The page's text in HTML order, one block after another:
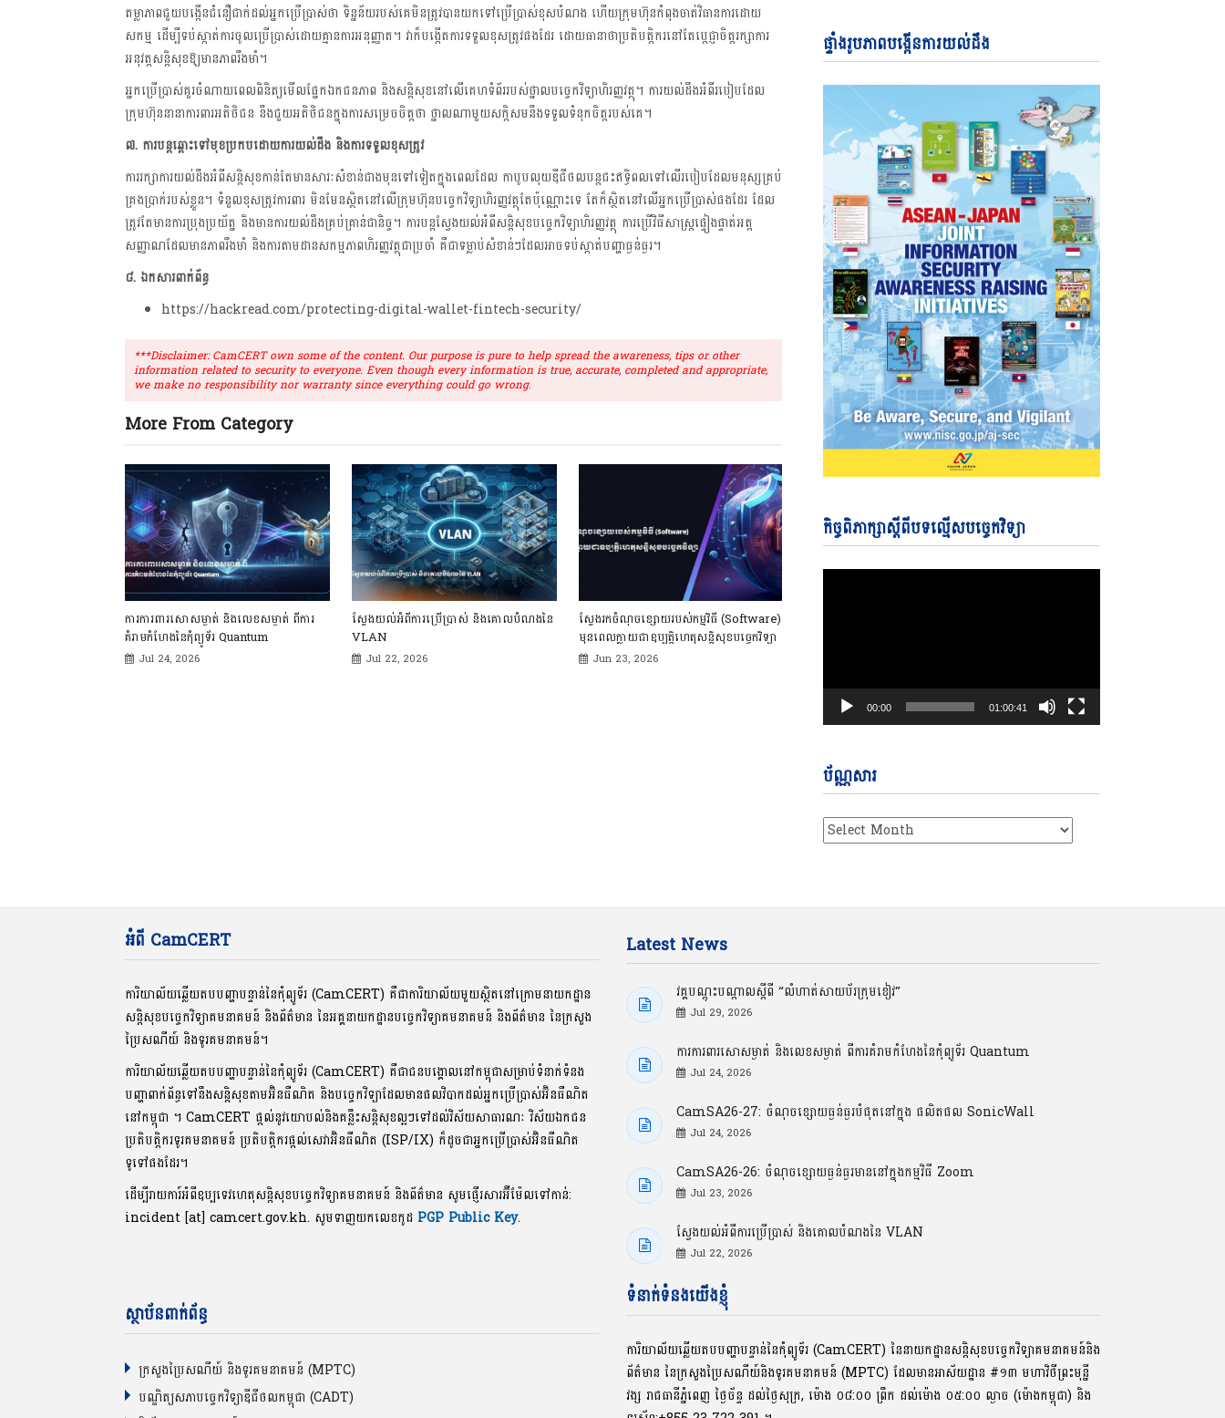
តម្លាភាពជួយបង្កើនជំនឿជាក់ដល់អ្នកប្រើប្រាស់ថា ទិន្នន័យរបស់គេមិនត្រូវបានយកទៅប្រើប្រាស់ខុសបំណង ហើយក្រុមហ៊ុនកំពុងចាត់វិធានការដោយ
សកម្ម ដើម្បីទប់ស្កាត់ការចូលប្រើប្រាស់ដោយគ្មានការអនុញ្ញាត។ វាក៏បង្កើតការទទួលខុសត្រូវផងដែរ ដោយធានាថាប្រតិបត្តិករនៅតែប្តេជ្ញាចិត្តរក្សាការ
អនុវត្តសន្តិសុខឱ្យមានភាពរឹងមាំ។
អ្នកប្រើប្រាស់គួរចំណាយពេលពិនិត្យមើលផ្នែកឯកជនភាព និងសន្តិសុខនៅលើគេហទំព័ររបស់ថ្នាលបច្ចេកវិទ្យាហិរញ្ញវត្ថុ។ ការយល់ដឹងអំពីរបៀបដែល
ក្រុមហ៊ុននានាការពារអតិថិជន នឹងជួយអតិថិជនក្នុងការសម្រេចចិត្តថា ថ្នាលណាមួយសក្តិសមនឹងទទួលទំនុកចិត្តរបស់គេ។
៧. ការបន្តឆ្ពោះទៅមុខប្រកបដោយការយល់ដឹង និងការទទួលខុសត្រូវ
ការរក្សាការយល់ដឹងអំពីសន្តិសុខកាន់តែមានសារៈសំខាន់ជាងមុនទៅទៀតក្នុងពេលដែល កាបូបលុយឌីជីថលបន្តជះឥទ្ធិពលទៅលើរបៀបដែលមនុស្សគ្រប់
គ្រងប្រាក់របស់ខ្លួន។ ទំនួលខុសត្រូវការពារ មិនមែនស្ថិតនៅលើក្រុមហ៊ុនបច្ចេកវិទ្យាហិរញ្ញវត្ថុតែប៉ុណ្ណោះទេ តែក៏ស្ថិតនៅលើអ្នកប្រើប្រាស់ផងដែរ ដែល
ត្រូវតែមានការប្រុងប្រយ័ត្ន និងមានការយល់ដឹងគ្រប់គ្រាន់ជានិច្ច។ ការបន្តស្វែងយល់អំពីសន្តិសុខបច្ចេកវិទ្យាហិរញ្ញវត្ថុ ការប្រើវិធីសាស្ត្រផ្ទៀងផ្ទាត់អត្ត
សញ្ញាណដែលមានភាពរឹងមាំ និងការតាមដានសកម្មភាពហិរញ្ញវត្ថុជាប្រចាំ គឺជាទម្លាប់សំខាន់ៗដែលអាចទប់ស្កាត់បញ្ហាធ្ងន់ធ្ងរ។
៨. ឯកសារពាក់ព័ន្ធ
https://hackread.com/protecting-digital-wallet-fintech-security/
***Disclaimer: CamCERT own some of the content. Our purpose is pure to help spread the awareness, tips or other
information related to security to everyone. Even though every information is true, accurate, completed and appropriate,
we make no responsibility nor warranty since everything could go wrong.
More From Category
ការការពារសោសម្ងាត់ និងលេខសម្ងាត់ ពីការ
គំរាមកំហែងនៃកុំព្យូទ័រ Quantum
Jul 24, 2026
ស្វែងយល់អំពីការប្រើប្រាស់ និងគោលបំណងនៃ
VLAN
Jul 22, 2026
ស្វែងរកចំណុចខ្សោយរបស់កម្មវិធី (Software)
មុនពេលក្លាយជាឧប្បត្តិហេតុសន្តិសុខបច្ចេកវិទ្យា
Jun 23, 2026
ផ្ទាំងរូបភាពបង្កើនការយល់ដឹង
កិច្ចពិភាក្សាស្តីពីបទល្មើសបច្ចេកវិទ្យា
Player
00:00 01:00:41
ប័ណ្ណសារ
ប័ណ្ណសារ
អំពី CamCERT
ការិយាល័យឆ្លើយតបបញ្ហាបន្ទាន់នៃកុំព្យូទ័រ (CamCERT) គឺជាការិយាល័យមួយស្ថិតនៅក្រោមនាយកដ្ឋាន
សន្តិសុខបច្ចេកវិទ្យាគមនាគមន៍ និងព័ត៌មាន នៃអគ្គនាយកដ្ឋានបច្ចេកវិទ្យាគមនាគមន៍ និងព័ត៌មាន នៃក្រសួង
ប្រៃសណីយ៍ និងទូរគមនាគមន៍។
ការិយាល័យឆ្លើយតបបញ្ហាបន្ទាន់នៃកុំព្យូទ័រ (CamCERT) គឺជាជនបង្គោលនៅកម្ពុជាសម្រាប់ទំនាក់ទំនង
បញ្ហាពាក់ព័ន្ធទៅនឹងសន្តិសុខតាមអ៊ិនធឺណិត និងបច្ចេកវិទ្យាដែលមានផលវិបាកដល់អ្នកប្រើប្រាស់អ៊ិនធឺណិត
នៅកម្ពុជា ។ CamCERT ផ្តល់នូវយោបល់និងគន្លឹះសន្តិសុខល្អៗទៅដល់វិស័យសាធារណៈ វិស័យឯកជន
ប្រតិបត្តិករទូរគមនាគមន៍ ប្រតិបត្តិករផ្តល់សេវាអ៊ិនធឺណិត (ISP/IX) ក៏ដូចជាអ្នកប្រើប្រាស់អ៊ិនធឺណិត
ទូទៅផងដែរ។
ដើម្បីរាយការ៍អំពីឧប្បទេវហេតុសន្តិសុខបច្ចេកវិទ្យាគមនាគមន៍ និងព័ត៌មាន សូមផ្ញើរសារអ៊ីម៉ែលទៅកាន់:
incident [at] camcert.gov.kh. សូមទាញយកលេខកូដ PGP Public Key.
ស្ថាប័នពាក់ព័ន្ធ
ក្រសួងប្រៃសណីយ៍ និងទូរគមនាគមន៍ (MPTC)
បណ្ឌិត្យសភាបច្ចេកវិទ្យាឌីជីថលកម្ពុជា (CADT)
Latest News
វគ្គបណ្ដុះបណ្ដាលស្ដីពី “លំហាត់សាយប័រក្រុមខៀវ”
Jul 29, 2026
ការការពារសោសម្ងាត់ និងលេខសម្ងាត់ ពីការគំរាមកំហែងនៃកុំព្យូទ័រ Quantum
Jul 24, 2026
CamSA26-27: ចំណុចខ្សោយធ្ងន់ធ្ងរបំផុតនៅក្នុង ផលិតផល SonicWall
Jul 24, 2026
CamSA26-26: ចំណុចខ្សោយធ្ងន់ធ្ងរមាននៅក្នុងកម្មវិធី Zoom
Jul 23, 2026
ស្វែងយល់អំពីការប្រើប្រាស់ និងគោលបំណងនៃ VLAN
Jul 22, 2026
ទំនាក់ទំនងយើងខ្ញុំ
ការិយាល័យឆ្លើយតបបញ្ហាបន្ទាន់នៃកុំព្យូទ័រ (CamCERT) នៃនាយកដ្ឋានសន្តិសុខបច្ចេកវិទ្យាគមនាគមន៍និង
ព័ត៌មាន នៃក្រសួងប្រៃសណីយ៍និងទូរគមនាគមន៍ (MPTC) ដែលមានអាស័យដ្ឋាន #១៣ មហាវិថីព្រះមុនី្ន
វង្ស រាជធានីភ្នំពេញ ថ្ងៃច័ន្ទ ដល់ថ្ងៃសុក្រ, ម៉ោង ០៨:០០ ​ព្រឹក ដល់ម៉ោង ០៥:០០ ល្ងាច (ម៉ោងកម្ពុជា) និង